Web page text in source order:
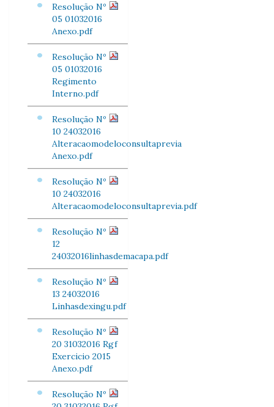
Resolução Nº
05 01032016
Anexo.pdf
Resolução Nº
05 01032016
Regimento
Interno.pdf
Resolução Nº
10 24032016
Alteracaomodeloconsultaprevia
Anexo.pdf
Resolução Nº
10 24032016
Alteracaomodeloconsultaprevia.pdf
Resolução Nº
12
24032016linhasdemacapa.pdf
Resolução Nº
13 24032016
Linhasdexingu.pdf
Resolução Nº
20 31032016 Rgf
Exercicio 2015
Anexo.pdf
Resolução Nº